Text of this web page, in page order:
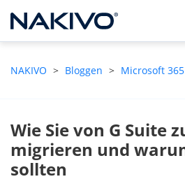
NAKIVO > Bloggen > Microsoft 365
Wie Sie von G Suite
migrieren und
sollten